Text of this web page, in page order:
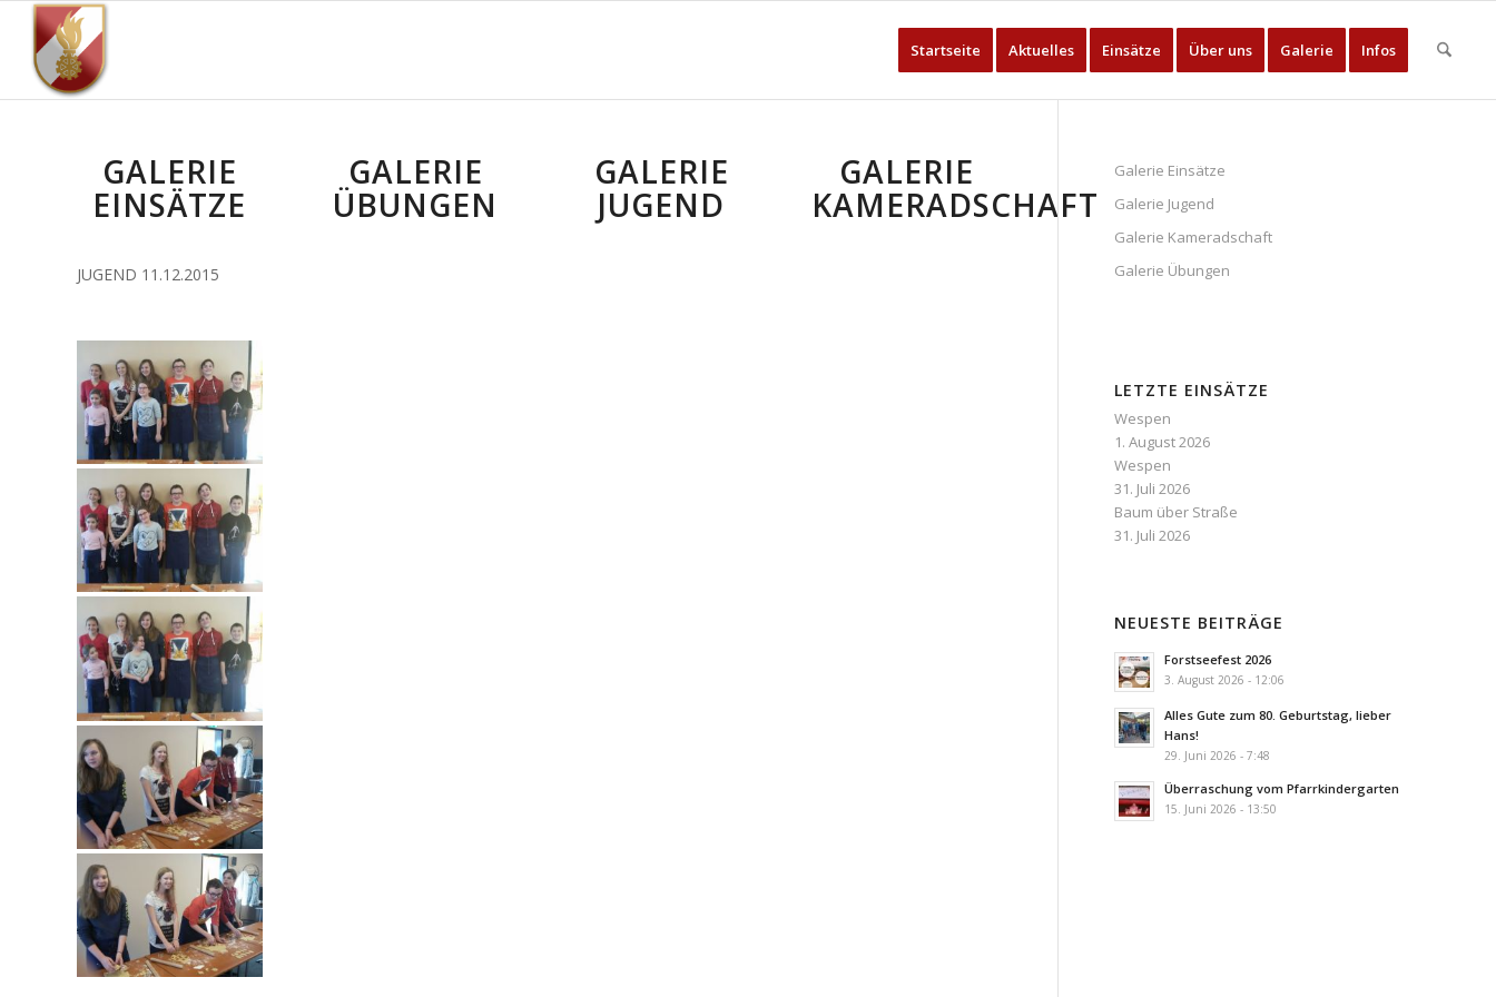
Startseite Aktuelles Einsätze Über uns Galerie Infos
GALERIE
EINSÄTZE
JUGEND 11.12.2015
GALERIE
ÜBUNGEN
GALERIE
JUGEND
GALERIE
KAMERADSCHAFT
Galerie Einsätze
Galerie Jugend
Galerie Kameradschaft
Galerie Übungen
LETZTE EINSÄTZE
Wespen
1. August 2026
Wespen
31. Juli 2026
Baum über Straße
31. Juli 2026
NEUESTE BEITRÄGE
Forstseefest 2026
3. August 2026 - 12:06
Alles Gute zum 80. Geburtstag, lieber
Hans!
29. Juni 2026 - 7:48
Überraschung vom Pfarrkindergarten
15. Juni 2026 - 13:50